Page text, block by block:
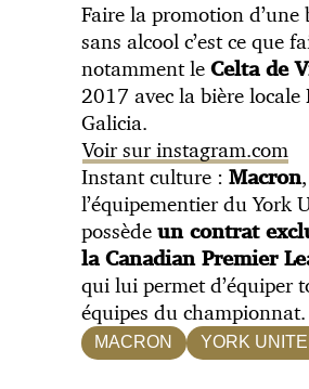
Faire la promotion d’une
sans alcool c’est ce que
notamment le Celta de
2017 avec la bière locale
Galicia.
Voir sur instagram.com
Instant culture : Macron,
l’équipementier du York
possède un contrat
la Canadian Premier
qui lui permet d’équiper
équipes du championnat.
MACRON YORK